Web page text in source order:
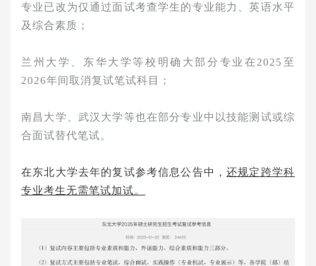
专业已改为仅通过面试考查学生的专业能力、英语水平
及综合素质；
兰州大学、东华大学等校明确大部分专业在2025至
2026年间取消复试笔试科目；
南昌大学、武汉大学等也在部分专业中以技能测试或综
合面试替代笔试。
在东北大学去年的复试参考信息公告中，还规定跨学科
专业考生无需笔试加试。